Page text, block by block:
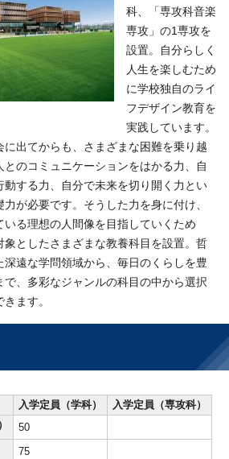
科、「専攻科音楽
専攻」の1専攻を
設置。自分らしく
人生を楽しむため
に学校独自のライ
フデザイン教育を
実践しています。
出てからも、さまざまな困難を乗り越
とのコミュニケーションをはかる力、自
動する力、自分で未来を切り開く力とい
が必要です。そうした力を身に付け、
る理想の人間像を目指していくため
象としたさまざまな教養科目を設置。哲
遠な学問領域から、毎日のくらしを豊
、多彩なジャンルの科目の中から選択
ます。
入学定員（学科）
入学定員（専攻科）
50
75